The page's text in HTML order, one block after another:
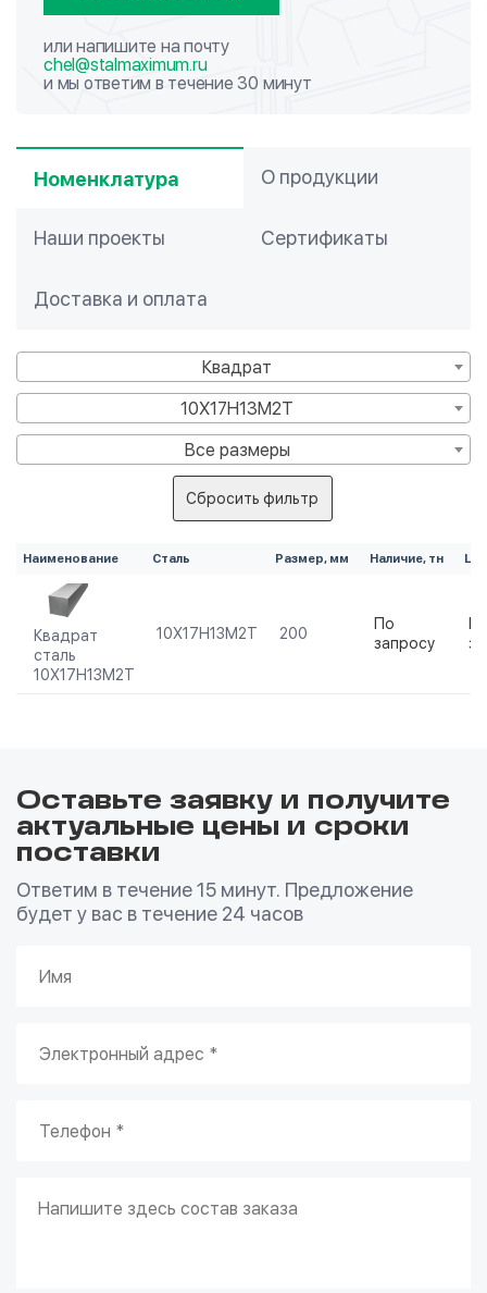
или напишите на почту
chel@stalmaximum.ru
и мы ответим в течение 30 минут
Номенклатура О продукции
Наши проекты Сертификаты
Доставка и оплата
Квадрат
10Х17Н13М2Т
Все размеры
Сбросить фильтр
Наименование Сталь Размер, мм Наличие, тн
Квадрат
сталь
10Х17Н13М2Т
10Х17Н13М2Т 200
По
запросу
Оставьте заявку и получите
актуальные цены и сроки
поставки
Ответим в течение 15 минут. Предложение
будет у вас в течение 24 часов